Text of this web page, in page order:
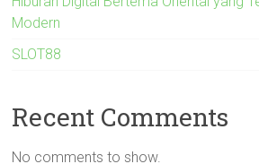
Modern
SLOT88
Recent Comments
No comments to show.